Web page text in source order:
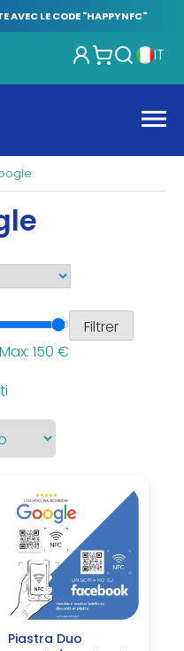
AVEC LE CODE "HAPPYNFC"
IT
Max: 150 €
Filtrer
Piastra Duo